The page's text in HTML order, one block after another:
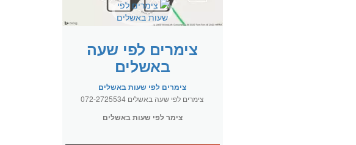
צימרים לפי שעה
באשלים
צימרים לפי שעות באשלים
צימרים לפי שעה באשלים 072-2725534
צימר לפי שעות באשלים